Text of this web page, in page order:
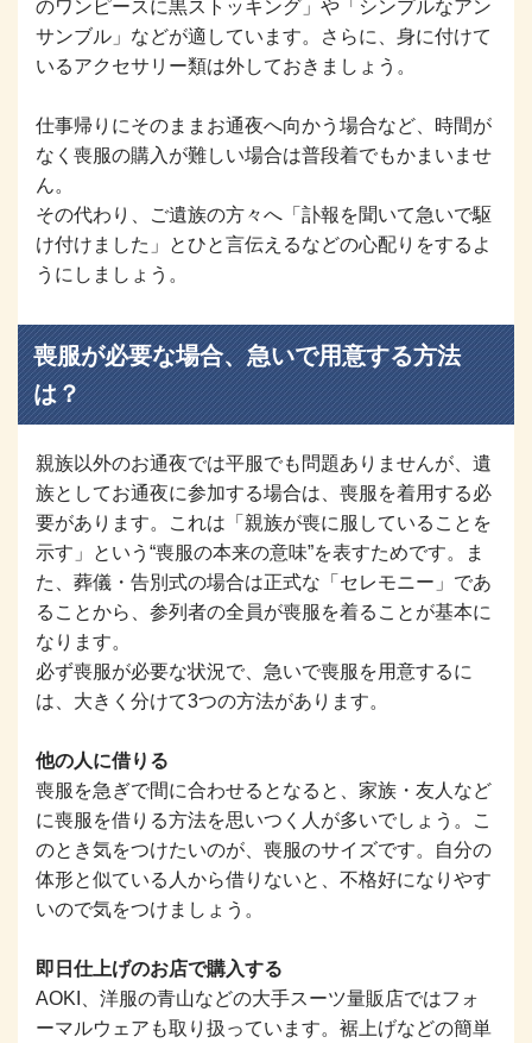
のワンピースに黒ストッキング」や「シンプルなアン
サンブル」などが適しています。さらに、身に付けて
いるアクセサリー類は外しておきましょう。
仕事帰りにそのままお通夜へ向かう場合など、時間が
なく喪服の購入が難しい場合は普段着でもかまいませ
ん。
その代わり、ご遺族の方々へ「訃報を聞いて急いで駆
け付けました」とひと言伝えるなどの心配りをするよ
うにしましょう。
喪服が必要な場合、急いで用意する方法
は？
親族以外のお通夜では平服でも問題ありませんが、遺
族としてお通夜に参加する場合は、喪服を着用する必
要があります。これは「親族が喪に服していることを
示す」という“喪服の本来の意味”を表すためです。ま
た、葬儀・告別式の場合は正式な「セレモニー」であ
ることから、参列者の全員が喪服を着ることが基本に
なります。
必ず喪服が必要な状況で、急いで喪服を用意するに
は、大きく分けて3つの方法があります。
他の人に借りる
喪服を急ぎで間に合わせるとなると、家族・友人など
に喪服を借りる方法を思いつく人が多いでしょう。こ
のとき気をつけたいのが、喪服のサイズです。自分の
体形と似ている人から借りないと、不格好になりやす
いので気をつけましょう。
即日仕上げのお店で購入する
AOKI、洋服の青山などの大手スーツ量販店ではフォ
ーマルウェアも取り扱っています。裾上げなどの簡単